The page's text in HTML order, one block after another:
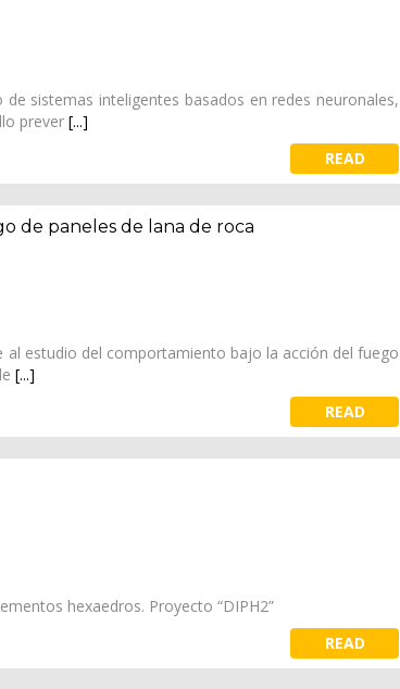
sistemas inteligentes basados en redes neuronales,
prever [...]
READ
de paneles de lana de roca
estudio del comportamiento bajo la acción del fuego
[...]
READ
hexaedros. Proyecto “DIPH2”
READ